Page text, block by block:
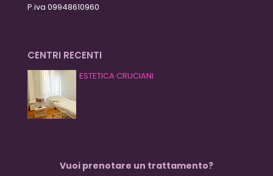
P.iva 09948610960
CENTRI RECENTI
ESTETICA CRUCIANI
Vuoi prenotare un trattamento?